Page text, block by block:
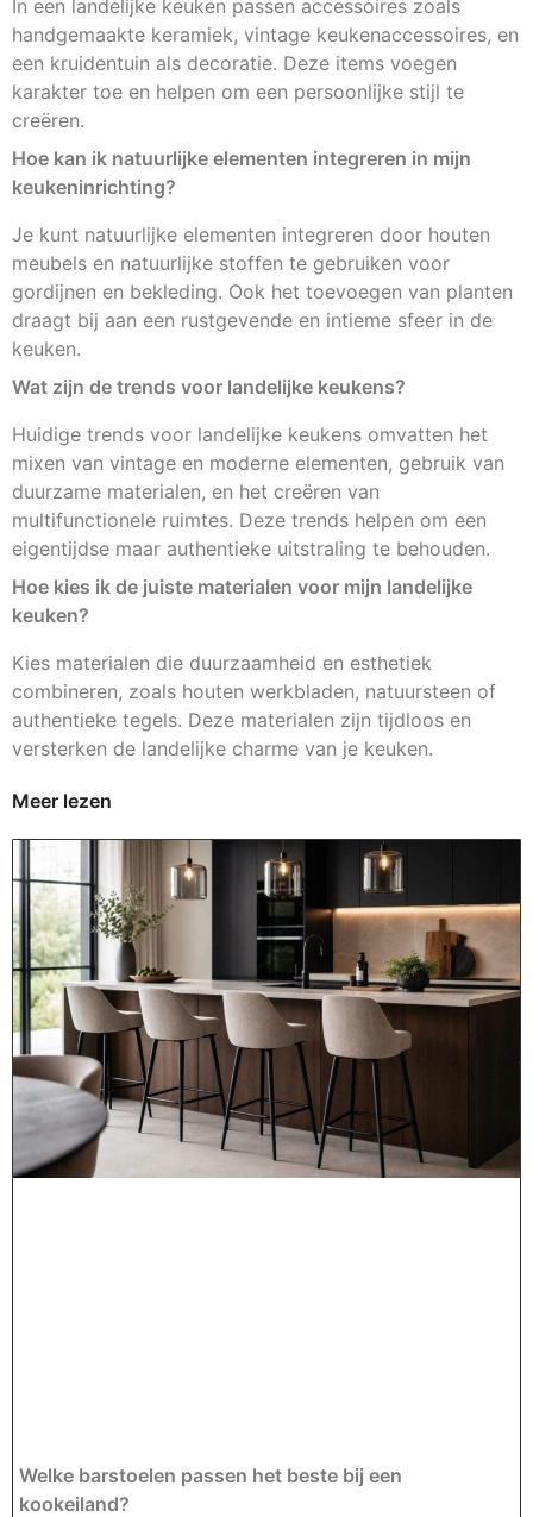
In een landelijke keuken passen accessoires zoals
handgemaakte keramiek, vintage keukenaccessoires, en
een kruidentuin als decoratie. Deze items voegen
karakter toe en helpen om een persoonlijke stijl te
creëren.
Hoe kan ik natuurlijke elementen integreren in mijn
keukeninrichting?
Je kunt natuurlijke elementen integreren door houten
meubels en natuurlijke stoffen te gebruiken voor
gordijnen en bekleding. Ook het toevoegen van planten
draagt bij aan een rustgevende en intieme sfeer in de
keuken.
Wat zijn de trends voor landelijke keukens?
Huidige trends voor landelijke keukens omvatten het
mixen van vintage en moderne elementen, gebruik van
duurzame materialen, en het creëren van
multifunctionele ruimtes. Deze trends helpen om een
eigentijdse maar authentieke uitstraling te behouden.
Hoe kies ik de juiste materialen voor mijn landelijke
keuken?
Kies materialen die duurzaamheid en esthetiek
combineren, zoals houten werkbladen, natuursteen of
authentieke tegels. Deze materialen zijn tijdloos en
versterken de landelijke charme van je keuken.
Meer lezen
Welke barstoelen passen het beste bij een
kookeiland?